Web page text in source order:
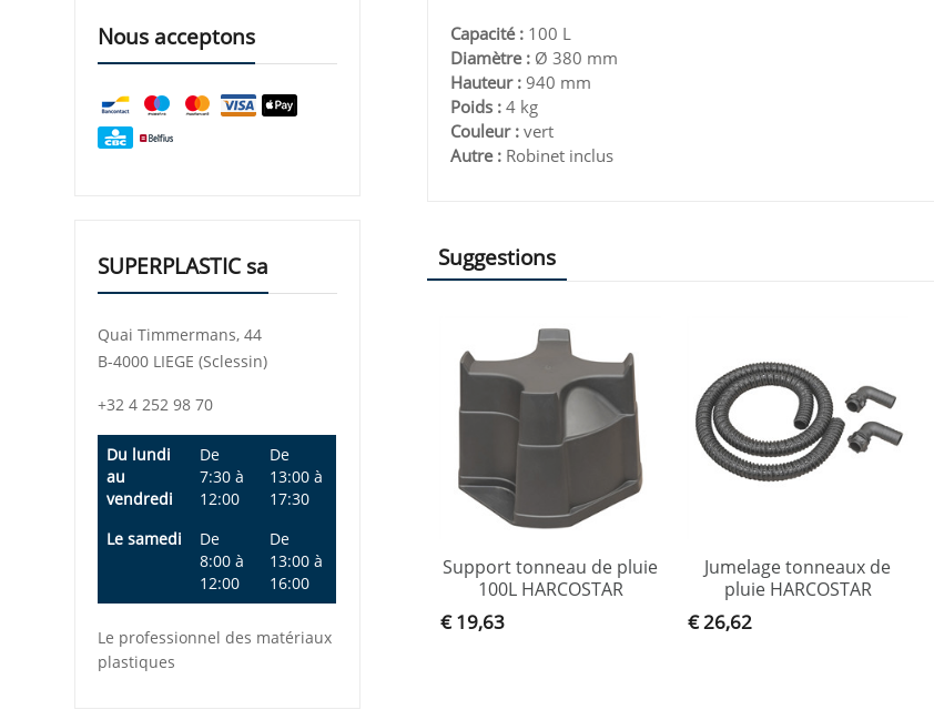
Capacité :100 L
Diamètre :Ø 380 mm
Hauteur :940 mm
Poids :4 kg
Couleur :vert
Autre :Robinet inclus
Suggestions
Support tonneau de pluie
100L HARCOSTAR
€ 19,63
Jumelage tonneaux de
pluie HARCOSTAR
€ 26,62
Nous acceptons
SUPERPLASTIC sa
Quai Timmermans, 44
B-4000 LIEGE (Sclessin)
+32 4 252 98 70
Du lundi
au
vendredi
De
7:30 à
12:00
De
13:00 à
17:30
Le samedi
De
8:00 à
12:00
De
13:00 à
16:00
Le professionnel des matériaux
plastiques